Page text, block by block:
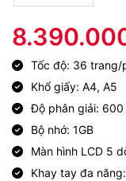
Tốc độ: 36 trang/
Khổ giấy: A4, A5
Độ phân giải:
Bộ nhớ: 1GB
Màn hình LCD 5
Khay tay đa